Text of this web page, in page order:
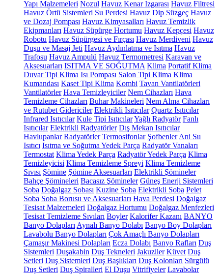
Yapı Malzemeleri Nozul Havuz Kenar Izgarası Havuz Filtresi
Havuz Örtü Sistemleri Su Perdesi Havuz Dip Süzgeç Havuz
ve Dozaj Pompası Havuz Kimyasalları Havuz Temizlik
Ekipmanları Havuz Süpürge Hortumu Havuz Kepçesi Havuz
Robotu Havuz Süpürgesi ve Fırçası Havuz Merdiveni Havuz
Duşu ve Masaj Jeti Havuz Aydınlatma ve Isıtma Havuz
Trafosu Havuz Ampulü Havuz Termometresi Karavan ve
Aksesuarları ISITMA VE SOĞUTMA Klima Portatif Klima
Duvar Tipi Klima Isı Pompası Salon Tipi Klima Klima
Kumandası Kaset Tipi Klima Kombi Tavan Vantilatörleri
Vantilatörler Hava Temizleyiciler Nem Cihazları Hava
Temizleme Cihazları Buhar Makineleri Nem Alma Cihazları
ve Rutubet Gidericiler Elektrikli Isıtıcılar Quartz Isıtıcılar
Infrared Isıtıcılar Kule Tipi IsıtıcılarYağlı Radyatör Fanlı
Isıtıcılar Elektrikli Radyatörler Dış Mekan Isıtıcılar
Havlupanlar Radyatörler Termosifonlar Şofbenler Ani Su
Isıtıcı Isıtma ve Soğutma Yedek Parça Radyatör Vanaları
Termostat Klima Yedek Parça Radyatör Yedek Parça Klima
Temizleyicisi Klima Temizleme Spreyi Klima Temizleme
Sıvısı Şömine Şömine Aksesuarları Elektrikli Şömineler
Bahçe Şömineleri Bacasız Şömineler Güneş Enerji Sistemleri
Soba Doğalgaz Sobası Kuzine Soba Elektrikli Soba Pelet
Soba Soba Borusu ve Aksesuarları Hava Perdesi Doğalgaz
Tesisat Malzemeleri Doğalgaz Hortumu Doğalgaz Menfezleri
Tesisat Temizleme Sıvıları Boyler Kalorifer Kazanı BANYO
Banyo Dolapları Aynalı Banyo Dolabı Banyo Boy Dolapları
Lavabolu Banyo Dolapları Çok Amaçlı Banyo Dolapları
Çamaşır Makinesi Dolapları Ecza Dolabı Banyo Rafları Duş
Sistemleri Duşakabin Duş Tekneleri Jakuziler Küvet Duş
Setleri Duş Sistemleri Duş Başlıkları Duş Kolonları Sürgülü
Duş Setleri Duş Spiralleri El Duşu Vitrifiyeler Lavabolar